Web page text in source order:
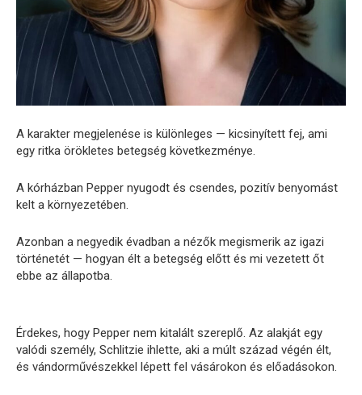
A karakter megjelenése is különleges — kicsinyített fej, ami
egy ritka örökletes betegség következménye.
A kórházban Pepper nyugodt és csendes, pozitív benyomást
kelt a környezetében.
Azonban a negyedik évadban a nézők megismerik az igazi
történetét — hogyan élt a betegség előtt és mi vezetett őt
ebbe az állapotba.
Érdekes, hogy Pepper nem kitalált szereplő. Az alakját egy
valódi személy, Schlitzie ihlette, aki a múlt század végén élt,
és vándorművészekkel lépett fel vásárokon és előadásokon.